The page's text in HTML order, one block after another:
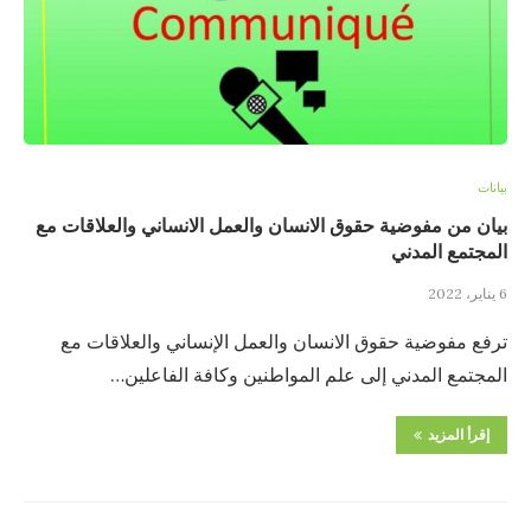
بيانات
بيان من مفوضية حقوق الانسان والعمل الانساني والعلاقات مع
المجتمع المدني
6 يناير، 2022
ترفع مفوضية حقوق الانسان والعمل الإنساني والعلاقات مع
المجتمع المدني إلى علم المواطنين وكافة الفاعلين…
إقرأ المزيد